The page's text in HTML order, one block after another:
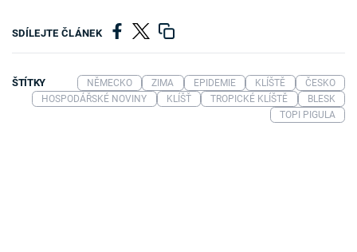
SDÍLEJTE ČLÁNEK
ŠTÍTKY NĚMECKO ZIMA EPIDEMIE KLÍŠTĚ
ČESKO
HOSPODÁŘSKÉ NOVINY
KLÍŠŤ TROPICKÉ KLÍŠTĚ
BLESK
TOPI PIGULA